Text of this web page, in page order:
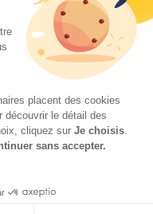
placent des cookies
découvrir le détail des
cliquez sur Je choisis.
sans accepter.